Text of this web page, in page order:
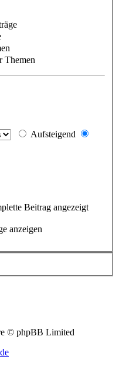
Themen
Aufsteigend
Beitrag angezeigt
anzeigen
© phpBB Limited